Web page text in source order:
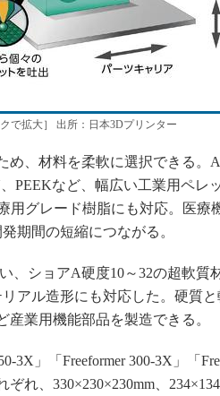
で拡大］ 出所：日本3Dプリンター
、材料を柔軟に選択できる。
PEEKなど、幅広い工業用ペレ
用グレード樹脂にも対応。医療
期間の短縮につながる。
、ショアA硬度10～32の超軟質
アル造形にも対応した。硬質
業用機能部品を製造できる。
3X」「Freeformer 300-3X」「
れ、330×230×230mm、